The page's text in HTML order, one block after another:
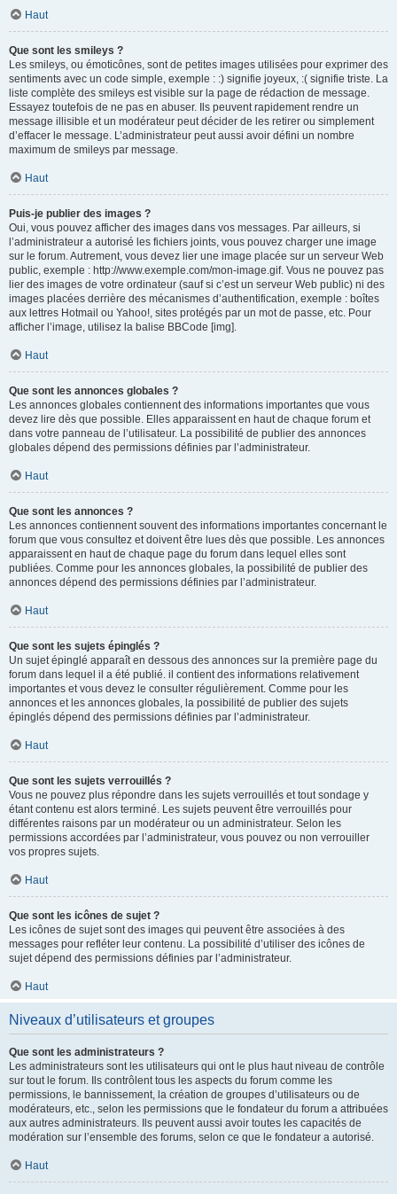
Haut
Que sont les smileys ?
Les smileys, ou émoticônes, sont de petites images utilisées pour exprimer des
sentiments avec un code simple, exemple : :) signifie joyeux, :( signifie triste. La
liste complète des smileys est visible sur la page de rédaction de message.
Essayez toutefois de ne pas en abuser. Ils peuvent rapidement rendre un
message illisible et un modérateur peut décider de les retirer ou simplement
d’effacer le message. L’administrateur peut aussi avoir défini un nombre
maximum de smileys par message.
Haut
Puis-je publier des images ?
Oui, vous pouvez afficher des images dans vos messages. Par ailleurs, si
l’administrateur a autorisé les fichiers joints, vous pouvez charger une image
sur le forum. Autrement, vous devez lier une image placée sur un serveur Web
public, exemple : http://www.exemple.com/mon-image.gif. Vous ne pouvez pas
lier des images de votre ordinateur (sauf si c’est un serveur Web public) ni des
images placées derrière des mécanismes d’authentification, exemple : boîtes
aux lettres Hotmail ou Yahoo!, sites protégés par un mot de passe, etc. Pour
afficher l’image, utilisez la balise BBCode [img].
Haut
Que sont les annonces globales ?
Les annonces globales contiennent des informations importantes que vous
devez lire dès que possible. Elles apparaissent en haut de chaque forum et
dans votre panneau de l’utilisateur. La possibilité de publier des annonces
globales dépend des permissions définies par l’administrateur.
Haut
Que sont les annonces ?
Les annonces contiennent souvent des informations importantes concernant le
forum que vous consultez et doivent être lues dès que possible. Les annonces
apparaissent en haut de chaque page du forum dans lequel elles sont
publiées. Comme pour les annonces globales, la possibilité de publier des
annonces dépend des permissions définies par l’administrateur.
Haut
Que sont les sujets épinglés ?
Un sujet épinglé apparaît en dessous des annonces sur la première page du
forum dans lequel il a été publié. il contient des informations relativement
importantes et vous devez le consulter régulièrement. Comme pour les
annonces et les annonces globales, la possibilité de publier des sujets
épinglés dépend des permissions définies par l’administrateur.
Haut
Que sont les sujets verrouillés ?
Vous ne pouvez plus répondre dans les sujets verrouillés et tout sondage y
étant contenu est alors terminé. Les sujets peuvent être verrouillés pour
différentes raisons par un modérateur ou un administrateur. Selon les
permissions accordées par l’administrateur, vous pouvez ou non verrouiller
vos propres sujets.
Haut
Que sont les icônes de sujet ?
Les icônes de sujet sont des images qui peuvent être associées à des
messages pour refléter leur contenu. La possibilité d’utiliser des icônes de
sujet dépend des permissions définies par l’administrateur.
Haut
Niveaux d’utilisateurs et groupes
Que sont les administrateurs ?
Les administrateurs sont les utilisateurs qui ont le plus haut niveau de contrôle
sur tout le forum. Ils contrôlent tous les aspects du forum comme les
permissions, le bannissement, la création de groupes d’utilisateurs ou de
modérateurs, etc., selon les permissions que le fondateur du forum a attribuées
aux autres administrateurs. Ils peuvent aussi avoir toutes les capacités de
modération sur l’ensemble des forums, selon ce que le fondateur a autorisé.
Haut